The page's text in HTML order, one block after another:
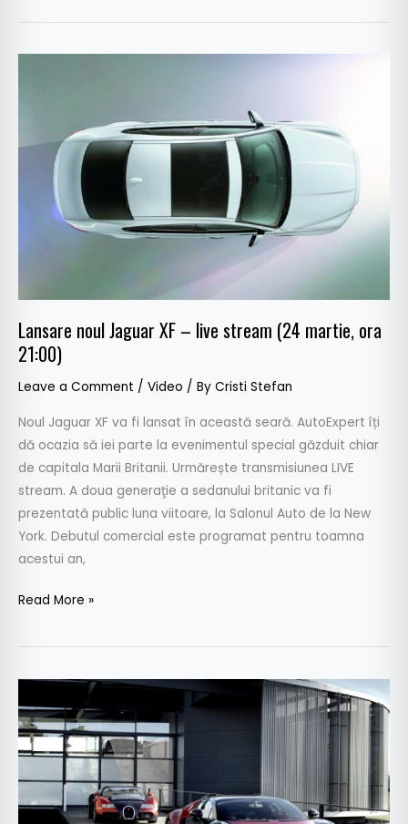
Lansare noul Jaguar XF – live stream (24 martie, ora
21:00)
Leave a Comment / Video / By Cristi Stefan
Noul Jaguar XF va fi lansat în această seară. AutoExpert îți
dă ocazia să iei parte la evenimentul special găzduit chiar
de capitala Marii Britanii. Urmărește transmisiunea LIVE
stream. A doua generaţie a sedanului britanic va fi
prezentată public luna viitoare, la Salonul Auto de la New
York. Debutul comercial este programat pentru toamna
acestui an,
stream
Read More »
a
luat
naștere
ultimul
Bugatti